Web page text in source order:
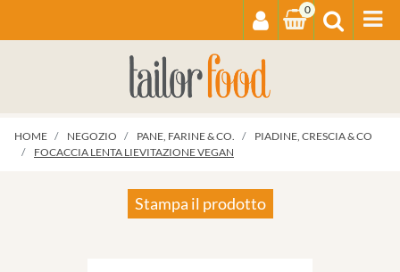
0
HOME NEGOZIO PANE, FARINE & CO.
PIADINE, CRESCIA & CO
FOCACCIA LENTA LIEVITAZIONE VEGAN
Stampa il prodotto